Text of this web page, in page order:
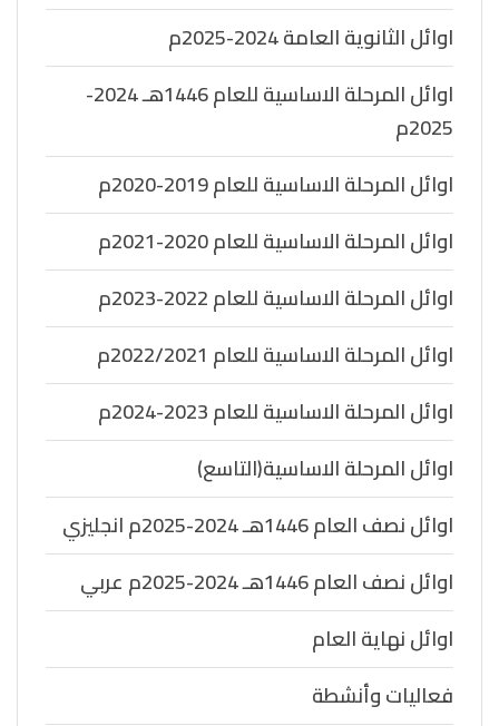
اوائل الثانوية العامة 2024-2025م
اوائل المرحلة الاساسية للعام 1446هـ 2024-
2025م
اوائل المرحلة الاساسية للعام 2019-2020م
اوائل المرحلة الاساسية للعام 2020-2021م
اوائل المرحلة الاساسية للعام 2022-2023م
اوائل المرحلة الاساسية للعام 2022/2021م
اوائل المرحلة الاساسية للعام 2023-2024م
اوائل المرحلة الاساسية(التاسع)
اوائل نصف العام 1446هـ 2024-2025م انجليزي
اوائل نصف العام 1446هـ 2024-2025م عربي
اوائل نهاية العام
فعاليات وأنشطة